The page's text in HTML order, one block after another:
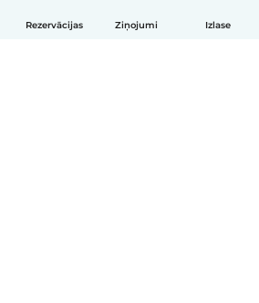
Rezervācijas Ziņojumi Izlase